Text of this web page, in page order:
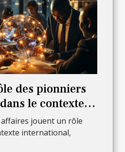
des pionniers
le contexte
jouent un rôle
international,